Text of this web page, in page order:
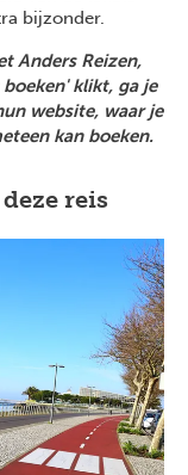
bijzonder.
Anders Reizen,
klikt, ga je
website, waar je
kan boeken.
reis